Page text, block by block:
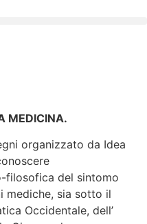
MEDICINA.
organizzato da Idea
filosofica del sintomo
mediche, sia sotto il
Occidentale, dell’